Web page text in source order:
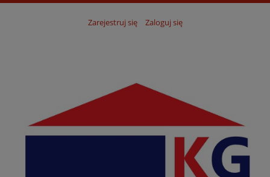
Zarejestruj się Zaloguj się